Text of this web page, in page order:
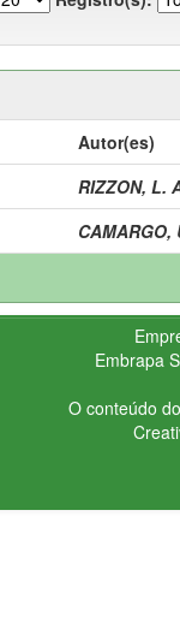
Autor(es)
RIZZON, L.
CAMARGO,
Embrapa
O conteúdo